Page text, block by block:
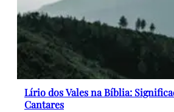
Lírio dos Vales na Bíblia:
Cantares